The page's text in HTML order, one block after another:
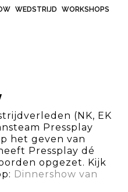
WEDSTRIJD WORKSHOPS
(NK, EK
Pressplay
het geven van
Pressplay dé
opgezet. Kijk
Dinnershow van